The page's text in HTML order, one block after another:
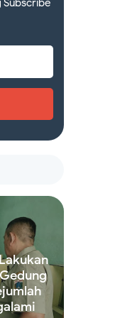
Subscribe